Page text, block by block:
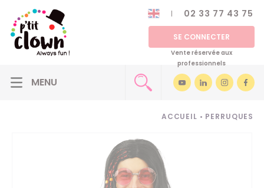
02 33 77 43 75
SE CONNECTER
Vente réservée aux
professionnels
ACCUEIL • PERRUQUES